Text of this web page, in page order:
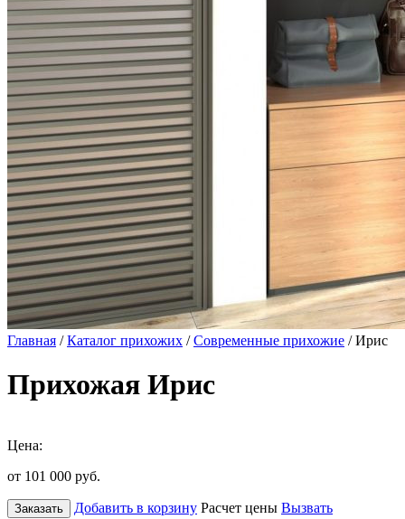
Главная /Каталог прихожих /Современные прихожие / Ирис
Прихожая Ирис
Цена:
от 101 000 руб.
Заказать Добавить в корзину Расчет цены Вызвать